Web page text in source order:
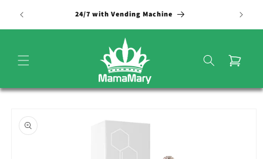
direttamente
24/7 with Vending Machine
Carrello
informazioni
sul
prodotto